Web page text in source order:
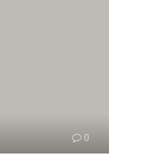
0